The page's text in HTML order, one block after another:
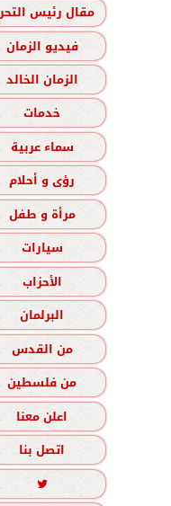
مقال رئيس
فيديو الزمان
الزمان الخالد
خدمات
سماء عربية
رؤى و أحلام
مرأة و طفل
سيارات
الأحزاب
البرلمان
من القدس
من فلسطين
اعلن معنا
اتصل بنا
